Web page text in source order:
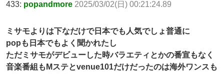
433: popandmore 2025/03/02(日) 00:21:24.89
ミサモよりは下なだけで日本でも人気でしょ普通に
popも日本でもよく聞かれたし
ただミサモがデビューした時バラエティとかの番宣もなく
音楽番組もMステとvenue101だけだったのは海外ワンスも